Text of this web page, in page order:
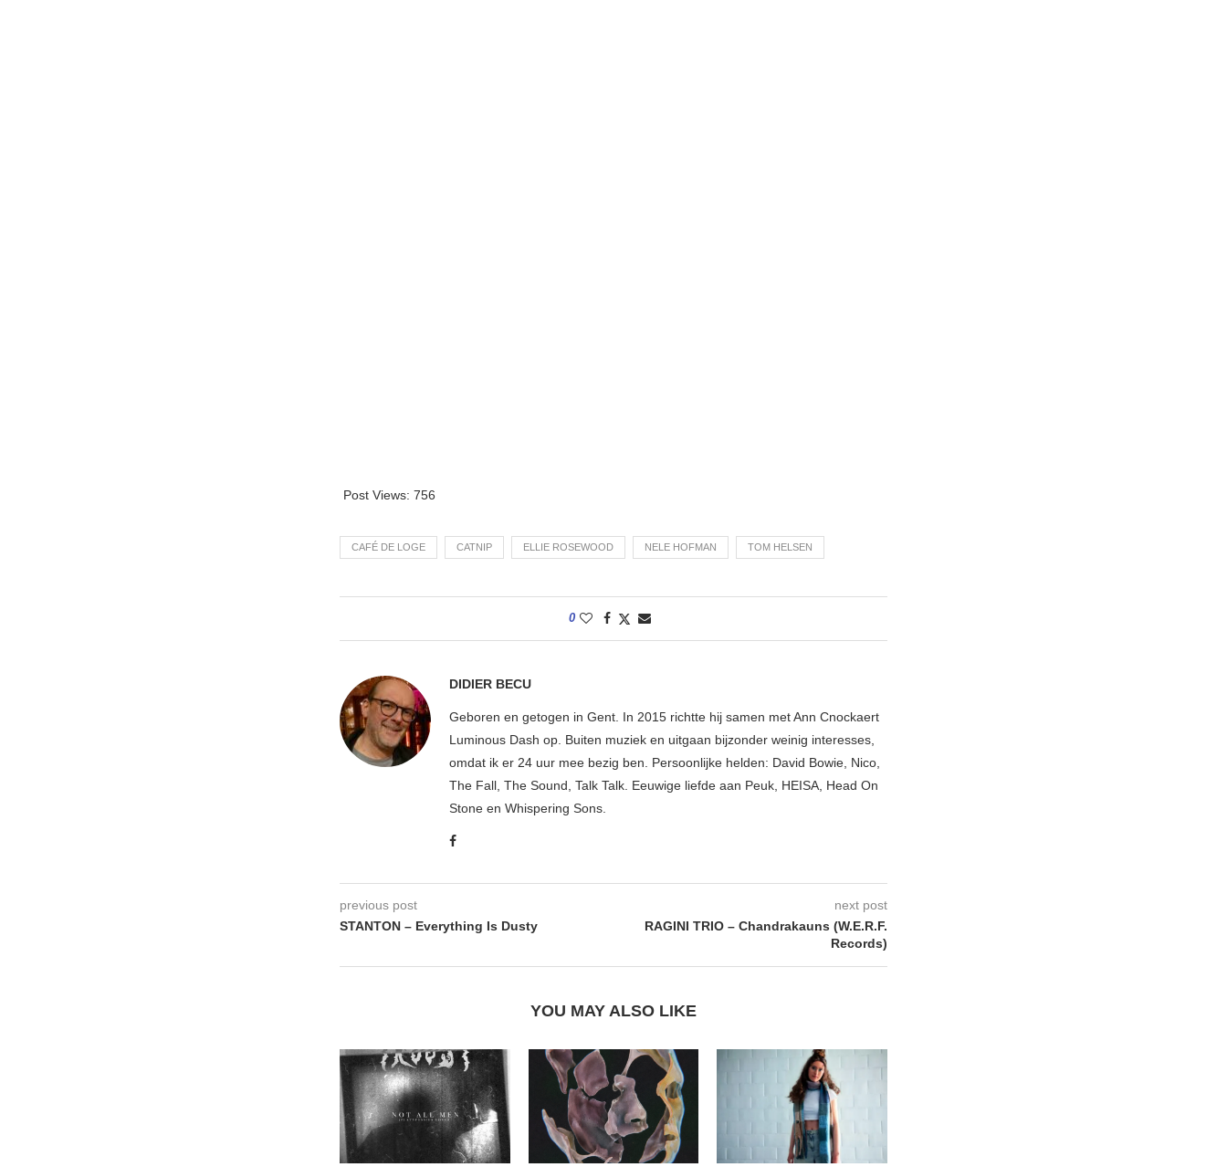
Post Views: 756
CAFÉ DE LOGE CATNIP ELLIE ROSEWOOD NELE HOFMAN TOM HELSEN
0
DIDIER BECU
Geboren en getogen in Gent. In 2015 richtte hij samen met Ann Cnockaert
Luminous Dash op. Buiten muziek en uitgaan bijzonder weinig interesses,
omdat ik er 24 uur mee bezig ben. Persoonlijke helden: David Bowie, Nico,
The Fall, The Sound, Talk Talk. Eeuwige liefde aan Peuk, HEISA, Head On
Stone en Whispering Sons.
previous post
STANTON – Everything Is Dusty
next post
RAGINI TRIO – Chandrakauns (W.E.R.F.
Records)
YOU MAY ALSO LIKE